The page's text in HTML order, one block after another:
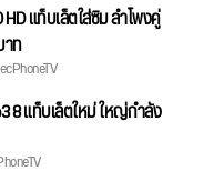
HD แท็บเล็ตใส่ซิม ลำโพงคู่
ท
8 แท็บเล็ตใหม่ ใหญ่กำลัง